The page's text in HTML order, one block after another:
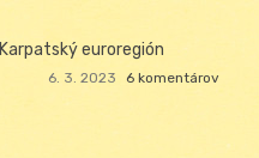
Karpatský euroregión
6. 3. 2023 6 komentárov